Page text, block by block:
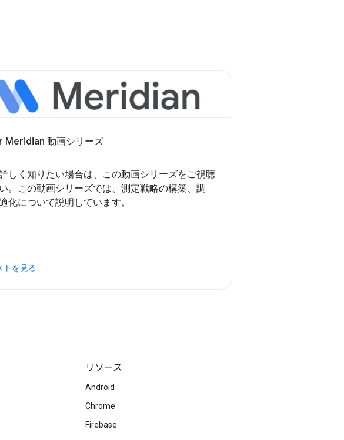
Meridian 動画シリーズ
しく知りたい場合は、この動画シリーズをご視聴
。この動画シリーズでは、測定戦略の構築、調
化について説明しています。
トを見る
リソース
Android
Chrome
Firebase